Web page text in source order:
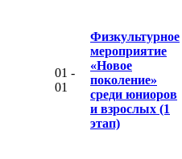
01 -
01
Физкультурное
мероприятие
«Новое
поколение»
среди юниоров
и взрослых (1
этап)